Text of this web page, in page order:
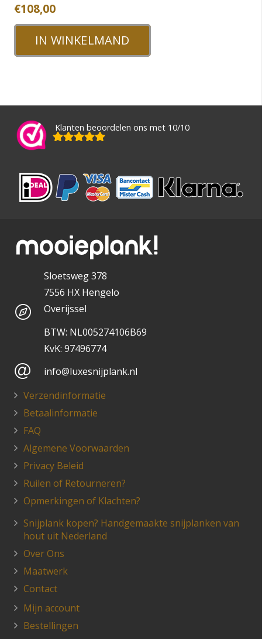
€108,00
IN WINKELMAND
Klanten beoordelen ons met 10/10
Sloetsweg 378
7556 HX Hengelo
Overijssel
BTW: NL005274106B69
KvK: 97496774
info@luxesnijplank.nl
Verzendinformatie
Betaalinformatie
FAQ
Algemene Voorwaarden
Privacy Beleid
Ruilen of Retourneren?
Opmerkingen of Klachten?
Snijplank kopen? Handgemaakte snijplanken van
hout uit Nederland
Over Ons
Maatwerk
Contact
Mijn account
Bestellingen